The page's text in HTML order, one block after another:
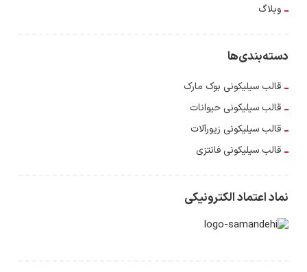
وبلاگ
دسته‌بندی‌ها
قالب سیلیکونی بوک مارک
قالب سیلیکونی حیوانات
قالب سیلیکونی زیورآلات
قالب سیلیکونی فانتزی
نماد اعتماد الکترونیکی